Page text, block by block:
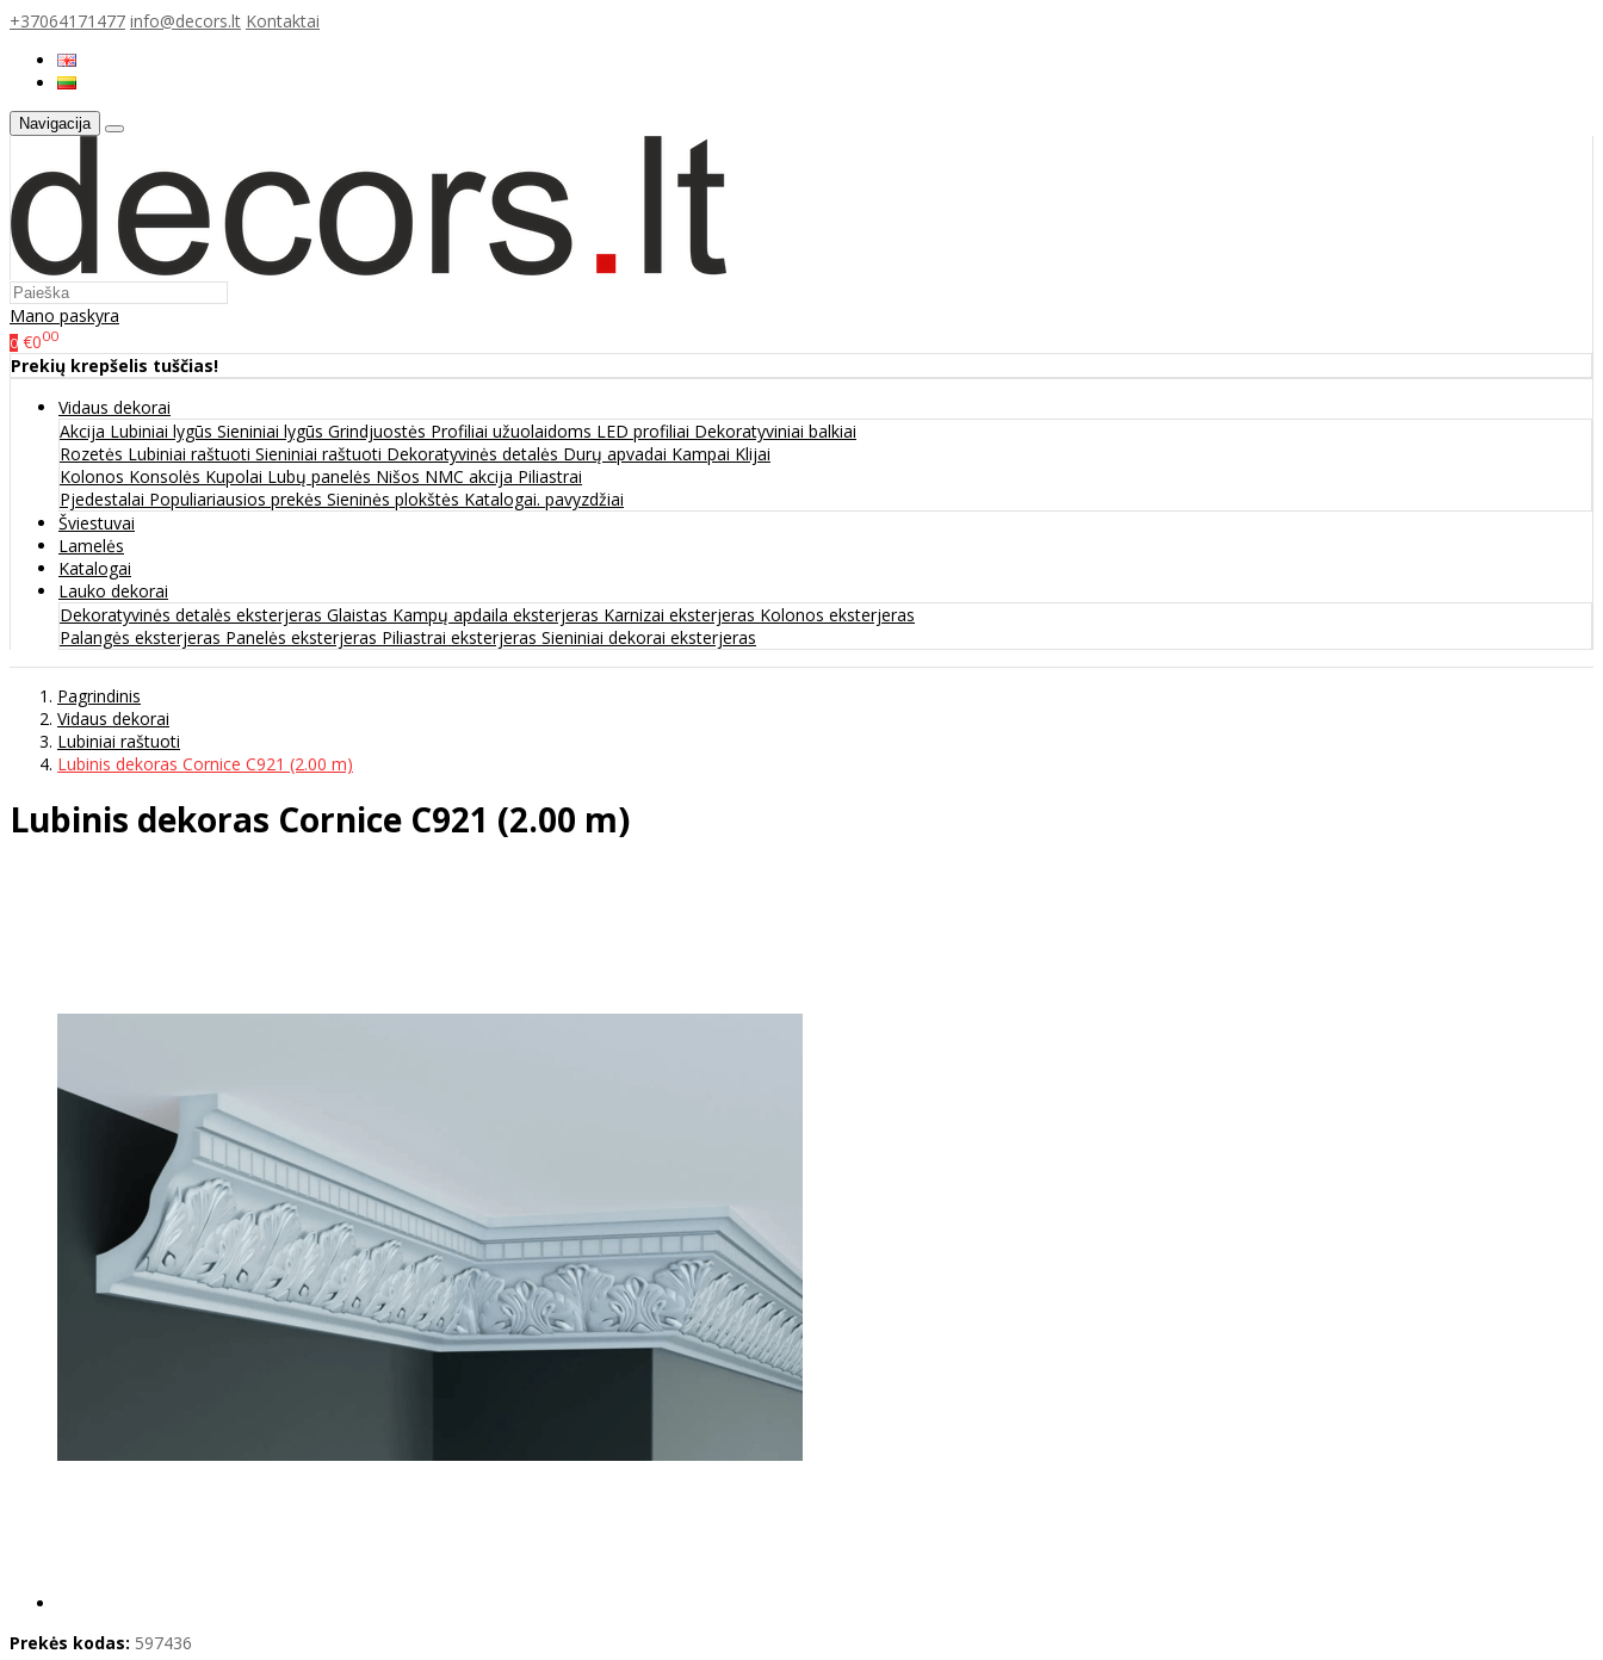
+37064171477 info@decors.lt Kontaktai
Navigacija
Mano paskyra
0 €000
Prekių krepšelis tuščias!
Vidaus dekorai
Akcija Lubiniai lygūs Sieniniai lygūs Grindjuostės Profiliai užuolaidoms LED profiliai Dekoratyviniai balkiai
Rozetės Lubiniai raštuoti Sieniniai raštuoti Dekoratyvinės detalės Durų apvadai Kampai Klijai
Kolonos Konsolės Kupolai Lubų panelės Nišos NMC akcija Piliastrai
Pjedestalai Populiariausios prekės Sieninės plokštės Katalogai. pavyzdžiai
Šviestuvai
Lamelės
Katalogai
Lauko dekorai
Dekoratyvinės detalės eksterjeras Glaistas Kampų apdaila eksterjeras Karnizai eksterjeras Kolonos eksterjeras
Palangės eksterjeras Panelės eksterjeras Piliastrai eksterjeras Sieniniai dekorai eksterjeras
Pagrindinis
Vidaus dekorai
Lubiniai raštuoti
Lubinis dekoras Cornice C921 (2.00 m)
Lubinis dekoras Cornice C921 (2.00 m)
Prekės kodas: 597436